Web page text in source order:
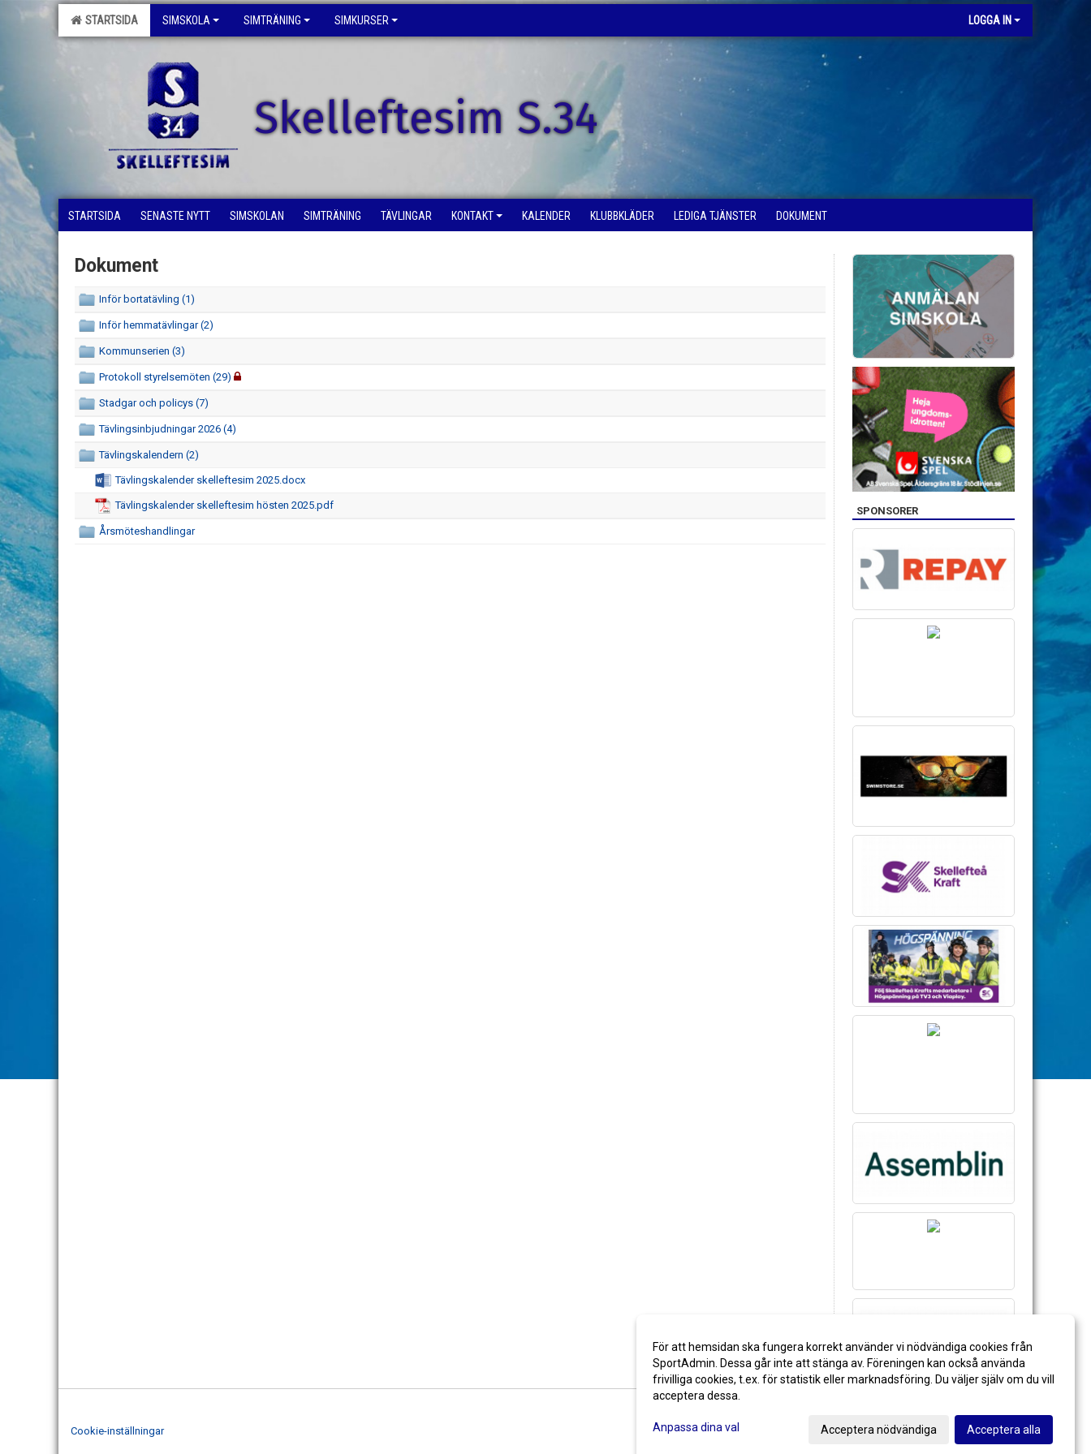
STARTSIDA SIMSKOLA SIMTRÄNING SIMKURSER LOGGA IN
Skelleftesim S.34
STARTSIDA SENASTE NYTT SIMSKOLAN SIMTRÄNING TÄVLINGAR KONTAKT KALENDER KLUBBKLÄDER LEDIGA TJÄNSTER DOKUMENT
Dokument
Inför bortatävling (1)
Inför hemmatävlingar (2)
Kommunserien (3)
Protokoll styrelsemöten (29)
Stadgar och policys (7)
Tävlingsinbjudningar 2026 (4)
Tävlingskalendern (2)
Tävlingskalender skelleftesim 2025.docx
Tävlingskalender skelleftesim hösten 2025.pdf
Årsmöteshandlingar
SPONSORER
Cookie-inställningar
För att hemsidan ska fungera korrekt använder vi nödvändiga cookies från
SportAdmin. Dessa går inte att stänga av. Föreningen kan också använda
frivilliga cookies, t.ex. för statistik eller marknadsföring. Du väljer själv om du vill
acceptera dessa.
Anpassa dina val Acceptera nödvändiga Acceptera alla